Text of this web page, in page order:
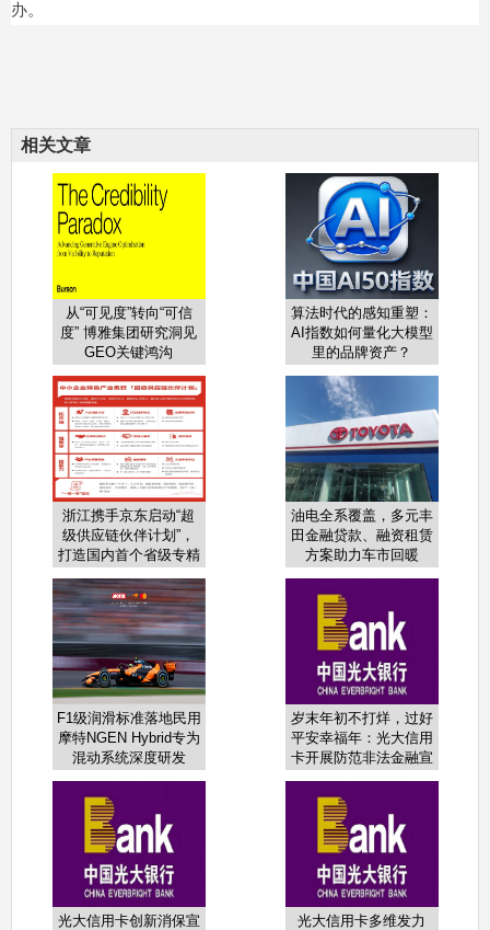
办。
相关文章
从“可见度”转向“可信
度” 博雅集团研究洞见
GEO关键鸿沟
算法时代的感知重塑：
AI指数如何量化大模型
里的品牌资产？
浙江携手京东启动“超
级供应链伙伴计划”，
打造国内首个省级专精
特新数字化转型综合服
务平台
油电全系覆盖，多元丰
田金融贷款、融资租赁
方案助力车市回暖
F1级润滑标准落地民用
摩特NGEN Hybrid专为
混动系统深度研发
岁末年初不打烊，过好
平安幸福年：光大信用
卡开展防范非法金融宣
教活动
光大信用卡创新消保宣 光大信用卡多维发力